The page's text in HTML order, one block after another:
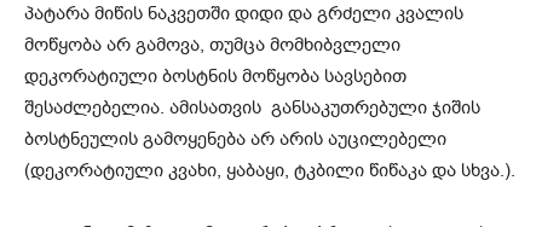
პატარა მიწის ნაკვეთში დიდი და გრძელი კვალის
მოწყობა არ გამოვა, თუმცა მომხიბვლელი
დეკორატიული ბოსტნის მოწყობა სავსებით
შესაძლებელია. ამისათვის განსაკუთრებული ჯიშის
ბოსტნეულის გამოყენება არ არის აუცილებელი
(დეკორატიული კვახი, ყაბაყი, ტკბილი წიწაკა და სხვა.).